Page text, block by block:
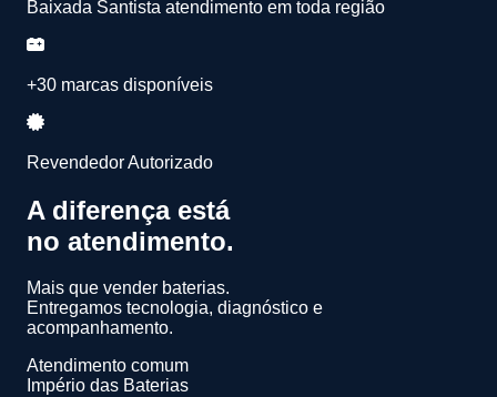
Baixada Santista atendimento em toda região
+30 marcas disponíveis
Revendedor Autorizado
A diferença está
no atendimento.
Mais que vender baterias.
Entregamos tecnologia, diagnóstico e
acompanhamento.
Atendimento comum
Império das Baterias